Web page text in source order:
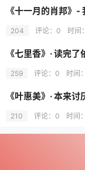
《十一月的肖邦》
204 评论：0 时间：
《七里香》· 读完
259 评论：0 时间：
《叶惠美》· 本来
210 评论：0 时间：